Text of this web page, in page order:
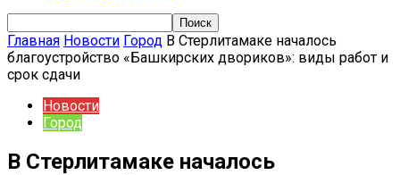
Главная Новости Город В Стерлитамаке началось
благоустройство «Башкирских двориков»: виды работ и
срок сдачи
Новости
Город
В Стерлитамаке началось